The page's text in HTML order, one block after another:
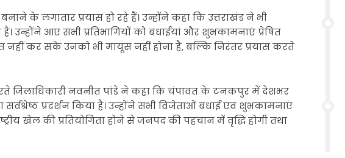
के लगातार प्रयास हो रहे हैं। उन्होंने कहा कि उत्तराखंड ने भी
उन्होंने आए सभी प्रतिभागियों को बधाईयां और शुभकामनाएं प्रेषित
नहीं कर सके उनको भी मायूस नहीं होना है, बल्कि निरंतर प्रयास करते
जिलाधिकारी नवनीत पांडे ने कहा कि चंपावत के टनकपुर में देशभर
प्रदर्शन किया है। उन्होंने सभी विजेताओं बधाई एवं शुभकामनाएं
खेल की प्रतियोगिता होने से जनपद की पहचान में वृद्धि होगी तथा